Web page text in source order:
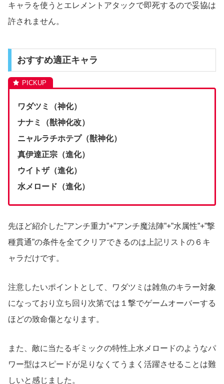
キャラを使うとエレメントアタックで即死するので妥協は
許されません。
おすすめ適正キャラ
ワダツミ（神化）
ナナミ（獣神化改）
ニャルラチホテプ（獣神化）
真伊達正宗（進化）
ウイトザ（進化）
水メロード（進化）
先ほど紹介した”アンチ重力”+”アンチ魔法陣”+”水属性”+”撃
種貫通”の条件を全てクリアできるのは上記リストの６キ
ャラだけです。
注意したいポイントとして、ワダツミは雑魚のキラー対象
になっており立ち回り次第では１撃でゲームオーバーする
ほどの致命傷となります。
また、敵に当たるギミックの特性上水メロードのようなパ
ワー型はスピードが足りなくてうまく活躍させることは難
しいと感じました。